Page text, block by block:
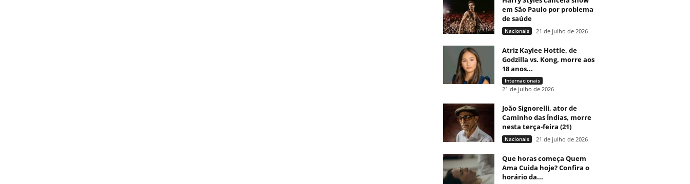
em São Paulo por problema
de saúde
Nacionais 21 de julho de 2026
Atriz Kaylee Hottle, de
Godzilla vs. Kong, morre aos
18 anos...
Internacionais
21 de julho de 2026
João Signorelli, ator de
Caminho das Índias, morre
nesta terça-feira (21)
Nacionais 21 de julho de 2026
Que horas começa Quem
Ama Cuida hoje? Confira o
horário da...